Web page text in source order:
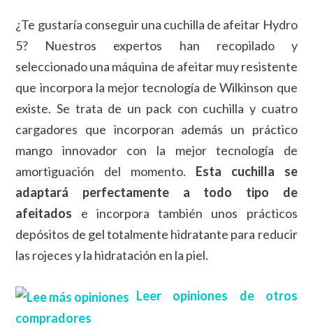
¿Te gustaría conseguir una cuchilla de afeitar Hydro
5? Nuestros expertos han recopilado y
seleccionado una máquina de afeitar muy resistente
que incorpora la mejor tecnología de Wilkinson que
existe. Se trata de un pack con cuchilla y cuatro
cargadores que incorporan además un práctico
mango innovador con la mejor tecnología de
amortiguación del momento. Esta cuchilla se
adaptará perfectamente a todo tipo de
afeitados e incorpora también unos prácticos
depósitos de gel totalmente hidratante para reducir
las rojeces y la hidratación en la piel.
Leer opiniones de otros
compradores